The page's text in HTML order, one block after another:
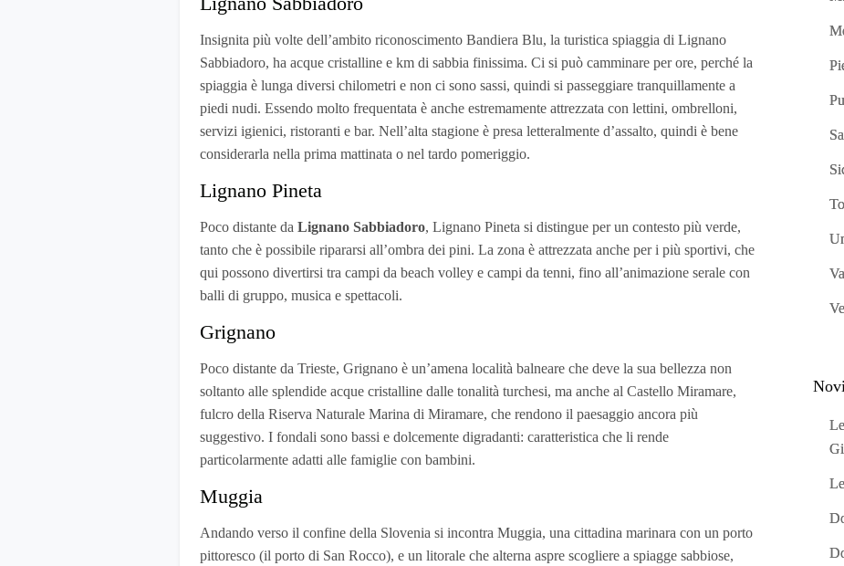
Insignita più volte dell’ambito riconoscimento Bandiera Blu, la turistica spiaggia di Lignano
Sabbiadoro, ha acque cristalline e km di sabbia finissima. Ci si può camminare per ore, perché la
spiaggia è lunga diversi chilometri e non ci sono sassi, quindi si passeggiare tranquillamente a
piedi nudi. Essendo molto frequentata è anche estremamente attrezzata con lettini, ombrelloni,
servizi igienici, ristoranti e bar. Nell’alta stagione è presa letteralmente d’assalto, quindi è bene
considerarla nella prima mattinata o nel tardo pomeriggio.
Lignano Pineta
Poco distante da Lignano Sabbiadoro, Lignano Pineta si distingue per un contesto più verde,
tanto che è possibile ripararsi all’ombra dei pini. La zona è attrezzata anche per i più sportivi, che
qui possono divertirsi tra campi da beach volley e campi da tenni, fino all’animazione serale con
balli di gruppo, musica e spettacoli.
Grignano
Poco distante da Trieste, Grignano è un’amena località balneare che deve la sua bellezza non
soltanto alle splendide acque cristalline dalle tonalità turchesi, ma anche al Castello Miramare,
fulcro della Riserva Naturale Marina di Miramare, che rendono il paesaggio ancora più
suggestivo. I fondali sono bassi e dolcemente digradanti: caratteristica che li rende
particolarmente adatti alle famiglie con bambini.
Muggia
Andando verso il confine della Slovenia si incontra Muggia, una cittadina marinara con un porto
pittoresco (il porto di San Rocco), e un litorale che alterna aspre scogliere a spiagge sabbiose,